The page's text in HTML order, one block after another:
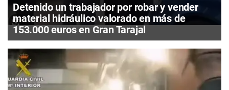
Detenido un trabajador por robar y vender
material hidráulico valorado en más de
153.000 euros en Gran Tarajal